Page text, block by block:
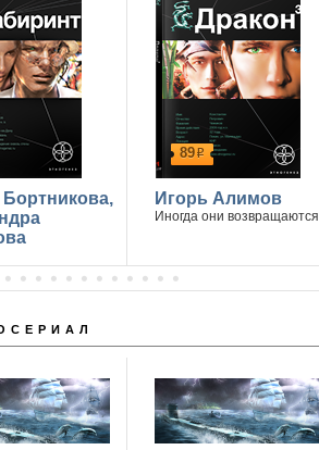
89р
Игорь Алимов
Иногда они возвращаются